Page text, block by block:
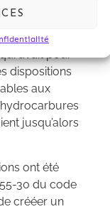
avait pour
dispositions
aux
jusqu’alors
ont été
30 du code
crééer un